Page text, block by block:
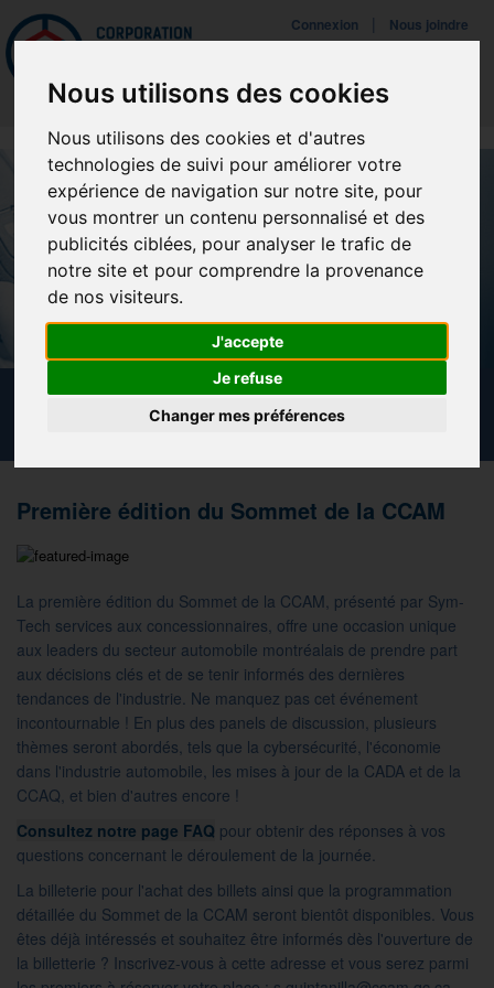
Nous utilisons des cookies
Nous utilisons des cookies et d'autres
technologies de suivi pour améliorer votre
expérience de navigation sur notre site, pour
vous montrer un contenu personnalisé et des
publicités ciblées, pour analyser le trafic de
notre site et pour comprendre la provenance
de nos visiteurs.
J'accepte
Je refuse
Changer mes préférences
Mettreà jour vos préférences de témoins
Connexion Nous joindre
NOUVELLES
Première édition du Sommet de la CCAM
La première édition du Sommet de la CCAM, présenté par Sym-
Tech services aux concessionnaires, offre une occasion unique
aux leaders du secteur automobile montréalais de prendre part
aux décisions clés et de se tenir informés des dernières
tendances de l'industrie. Ne manquez pas cet événement
incontournable ! En plus des panels de discussion, plusieurs
thèmes seront abordés, tels que la cybersécurité, l'économie
dans l'industrie automobile, les mises à jour de la CADA et de la
CCAQ, et bien d'autres encore !
Consultez notre page FAQ pour obtenir des réponses à vos
questions concernant le déroulement de la journée.
La billeterie pour l'achat des billets ainsi que la programmation
détaillée du Sommet de la CCAM seront bientôt disponibles. Vous
êtes déjà intéressés et souhaitez être informés dès l'ouverture de
la billetterie ? Inscrivez-vous à cette adresse et vous serez parmi